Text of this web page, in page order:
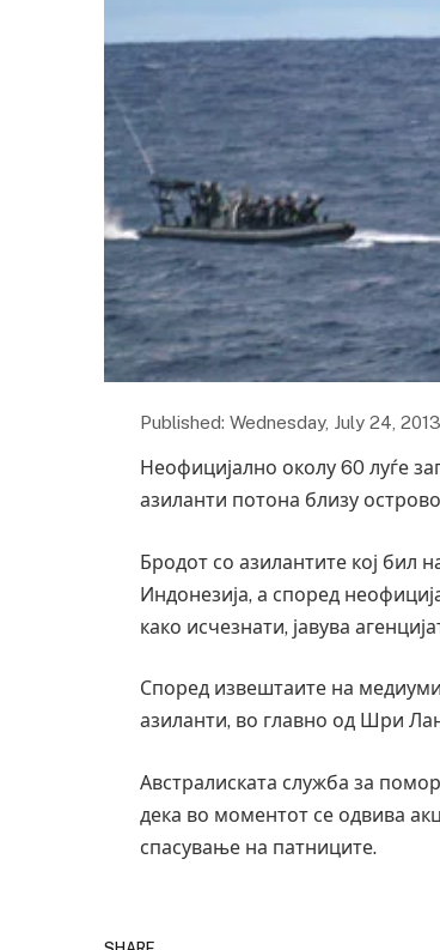
Published: Wednesday, July 24,
Неофицијално околу 60 луѓе
азиланти потона близу
Бродот со азилантите кој бил
Индонезија, а според
како исчезнати, јавува
Според извештаите на
азиланти, во главно од Шри
Австралиската служба за
дека во моментот се одвива
спасување на патниците.